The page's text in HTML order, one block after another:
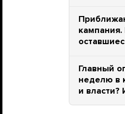
Главный
неделю в
и власти?